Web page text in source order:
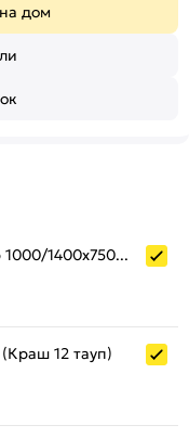
дом
Стол СТЕНЛИ черный мрамор 1000/1400х750х1000
12 тауп)